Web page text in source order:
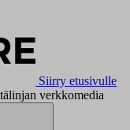
Siirry etusivulle
verkkomedia